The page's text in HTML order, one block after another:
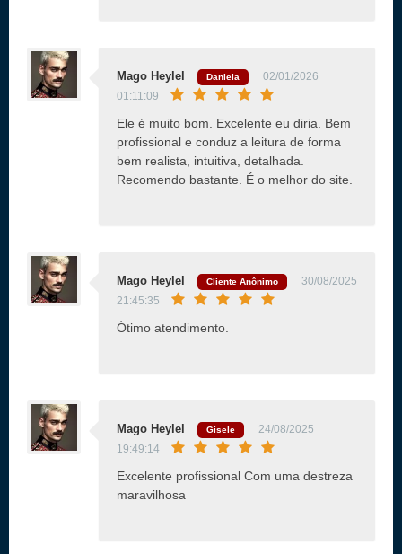
Mago Heylel Daniela
02/01/2026
01:11:09
Ele é muito bom. Excelente eu diria. Bem
profissional e conduz a leitura de forma
bem realista, intuitiva, detalhada.
Recomendo bastante. É o melhor do site.
Mago Heylel Cliente Anônimo
30/08/2025
21:45:35
Ótimo atendimento.
Mago Heylel Gisele
24/08/2025
19:49:14
Excelente profissional Com uma destreza
maravilhosa